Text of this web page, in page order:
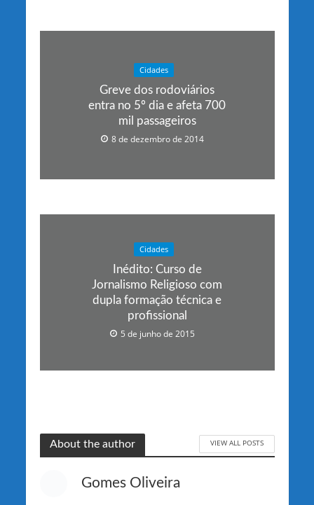
Cidades
Greve dos rodoviários
entra no 5º dia e afeta 700
mil passageiros
8 de dezembro de 2014
Cidades
Inédito: Curso de
Jornalismo Religioso com
dupla formação técnica e
profissional
5 de junho de 2015
About the author VIEW ALL POSTS
Gomes Oliveira